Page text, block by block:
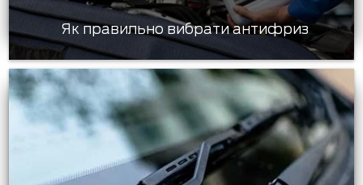
Як правильно вибрати антифриз